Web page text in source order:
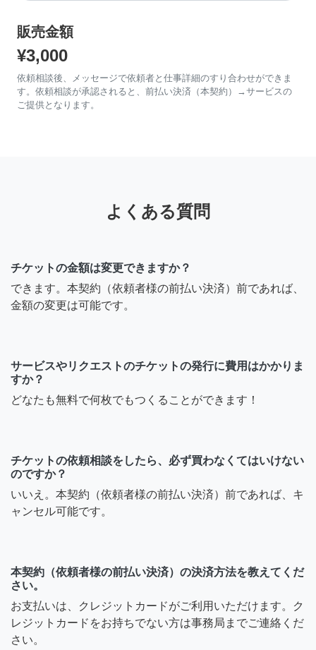
販売金額
¥3,000
依頼相談後、メッセージで依頼者と仕事詳細のすり合わせができま
す。依頼相談が承認されると、前払い決済（本契約）→サービスの
ご提供となります。
よくある質問
チケットの金額は変更できますか？
できます。本契約（依頼者様の前払い決済）前であれば、
金額の変更は可能です。
サービスやリクエストのチケットの発行に費用はかかりま
すか？
どなたも無料で何枚でもつくることができます！
チケットの依頼相談をしたら、必ず買わなくてはいけない
のですか？
いいえ。本契約（依頼者様の前払い決済）前であれば、キ
ャンセル可能です。
本契約（依頼者様の前払い決済）の決済方法を教えてくだ
さい。
お支払いは、クレジットカードがご利用いただけます。ク
レジットカードをお持ちでない方は事務局までご連絡くだ
さい。